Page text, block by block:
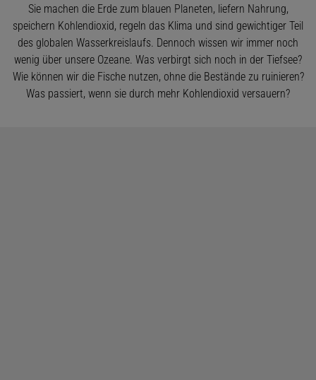
Sie machen die Erde zum blauen Planeten, liefern Nahrung,
speichern Kohlendioxid, regeln das Klima und sind gewichtiger Teil
des globalen Wasserkreislaufs. Dennoch wissen wir immer noch
wenig über unsere Ozeane. Was verbirgt sich noch in der Tiefsee?
Wie können wir die Fische nutzen, ohne die Bestände zu ruinieren?
Was passiert, wenn sie durch mehr Kohlendioxid versauern?